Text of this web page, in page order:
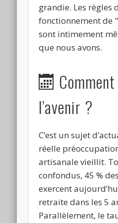
grandie. Les règles
fonctionnement de
sont intimement
que nous avons.
l’avenir ?
C’est un sujet
réelle
artisanale vieillit.
confondus, 45 %
exercent
retraite dans les 5
Parallèlement, le